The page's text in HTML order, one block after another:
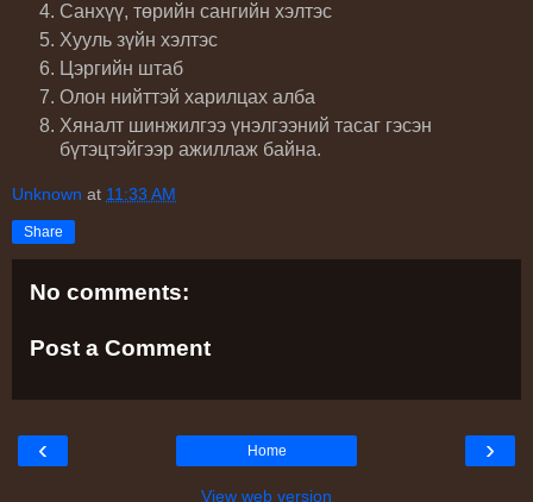
Санхүү, төрийн сангийн хэлтэс
Хууль зүйн хэлтэс
Цэргийн штаб
Олон нийттэй харилцах алба
Хяналт шинжилгээ үнэлгээний тасаг гэсэн
бүтэцтэйгээр ажиллаж байна.
Unknown at 11:33 AM
Share
No comments:
Post a Comment
‹ ›
Home
View web version